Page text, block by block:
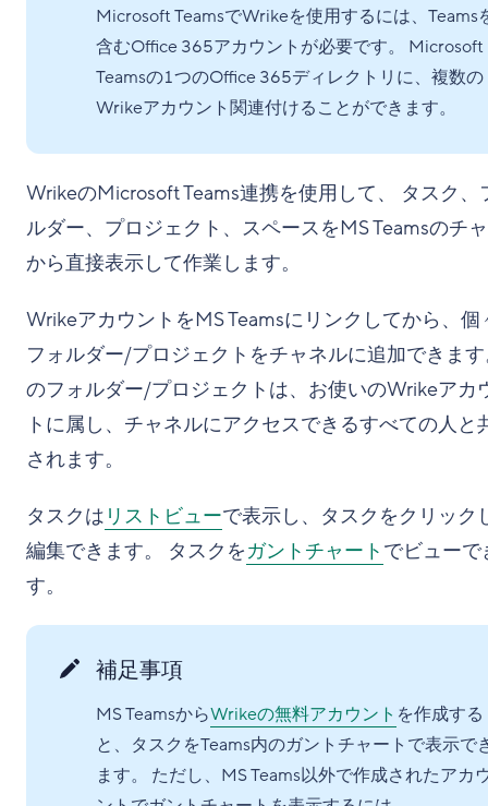
Microsoft TeamsでWrikeを使用するには、Teams
含むOffice 365アカウントが必要です。 Microsoft
Teamsの1つのOffice 365ディレクトリに、複数の
Wrikeアカウント関連付けることができます。
WrikeのMicrosoft Teams連携を使用して、 タスク、
ルダー、プロジェクト、スペースをMS Teamsのチ
から直接表示して作業します。
WrikeアカウントをMS Teamsにリンクしてから、個
フォルダー/プロジェクトをチャネルに追加できま
のフォルダー/プロジェクトは、お使いのWrikeアカ
トに属し、チャネルにアクセスできるすべての人と
されます。
タスクは リストビューで表示し、タスクをクリック
編集できます。 タスクをガントチャート でビューで
す。
補足事項
MS TeamsからWrikeの無料アカウント を作成する
と、タスクをTeams内のガントチャートで表示で
ます。 ただし、MS Teams以外で作成されたアカ